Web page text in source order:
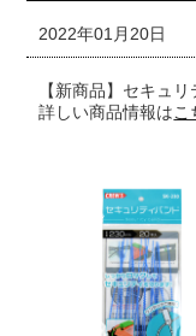
2022年01月20日
【新商品】セキュ
詳しい商品情報はこ